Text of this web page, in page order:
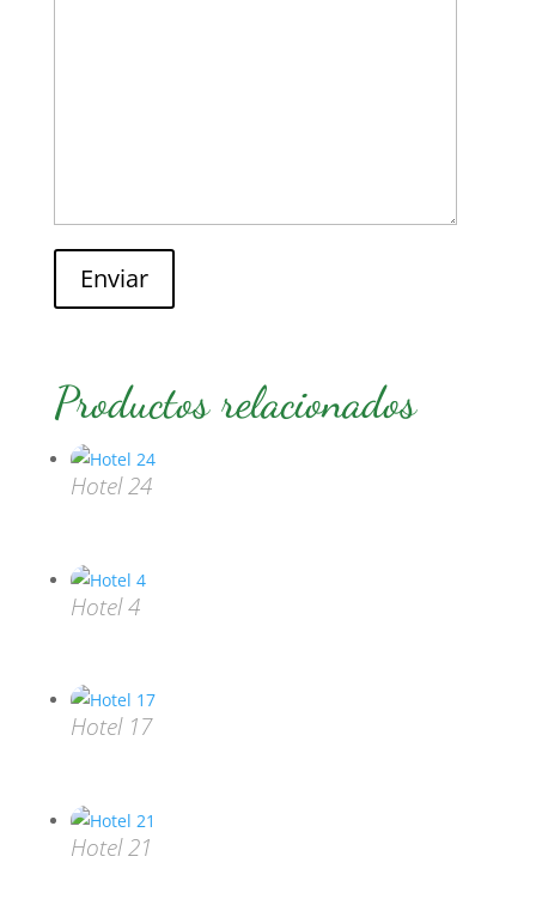
Enviar
Productos relacionados
Hotel 24
Hotel 4
Hotel 17
Hotel 21